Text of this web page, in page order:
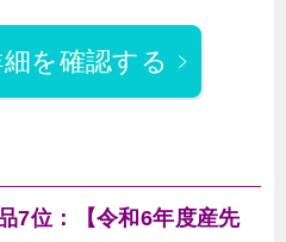
を確認する
7位：【令和6年度産先